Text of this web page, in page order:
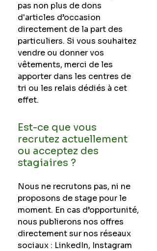
pas non plus de dons
d'articles d’occasion
directement de la part des
particuliers. Si vous souhaitez
vendre ou donner vos
vêtements, merci de les
apporter dans les centres de
tri ou les relais dédiés à cet
effet.
Est-ce que vous
recrutez actuellement
ou acceptez des
stagiaires ?
Nous ne recrutons pas, ni ne
proposons de stage pour le
moment. En cas d’opportunité,
nous publierons nos offres
directement sur nos réseaux
sociaux : LinkedIn, Instagram